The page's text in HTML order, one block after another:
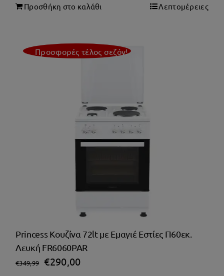
was:
τιμή
€328,99.
Προσθήκη στο καλάθι Λεπτομέρειες
Προσφορές τέλος σεζόν!
Princess Κουζίνα 72lt με Εμαγιέ Εστίες Π60εκ.
Λευκή FR6060PAR
€349,99
Original
€290,00Η